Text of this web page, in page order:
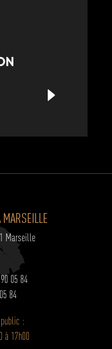
Marseille
05 84
84
:
à 17h00